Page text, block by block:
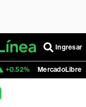
Ingresar
1,824.26 -